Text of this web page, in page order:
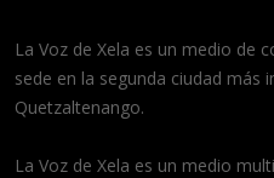
La Voz de Xela es un medio de
sede en la segunda ciudad más
Quetzaltenango.
La Voz de Xela es un medio